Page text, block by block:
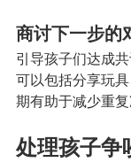
商讨下一步的
引导孩子们达成
可以包括分享玩
期有助于减少重
处理孩子争